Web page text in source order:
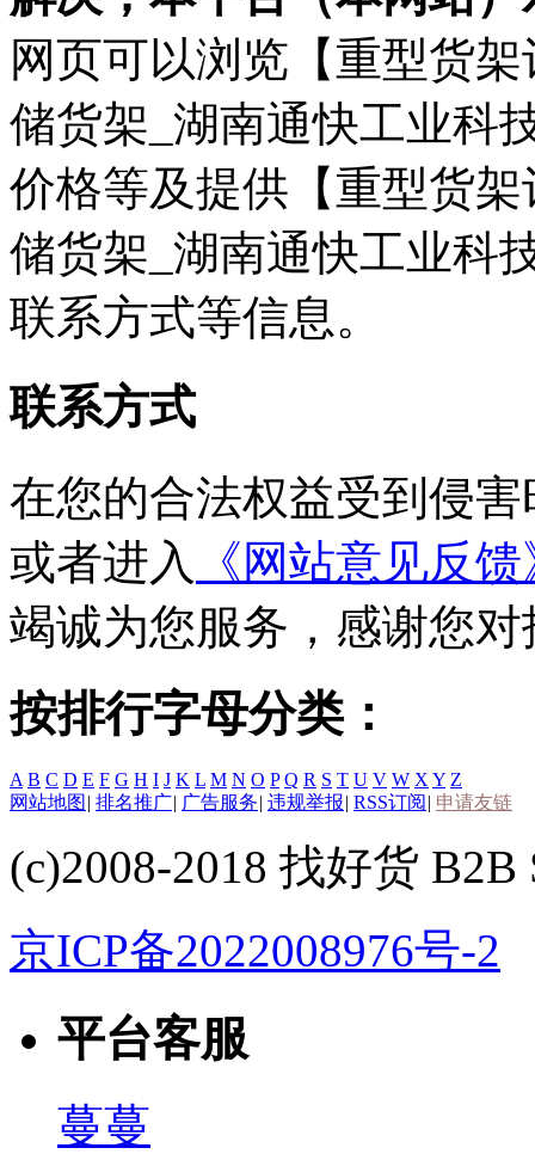
网页可以浏览【重型货
储货架_湖南通快工业科
价格等及提供【重型货
储货架_湖南通快工业科
联系方式等信息。
联系方式
在您的合法权益受到侵
或者进入
《网站意见反
竭诚为您服务，感谢您
按排行字母分类：
A B C D E F G H I J K L M N O P Q R S T U V W X Y Z
网站地图 | 排名推广| 广告服务| 违规举报| RSS订阅 | 申请友链
(c)2008-2018 找好货 B2B
京ICP备2022008976号-2
平台客服
蔓蔓